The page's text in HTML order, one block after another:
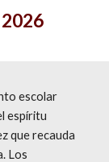
2026
escolar
espíritu
que recauda
Los